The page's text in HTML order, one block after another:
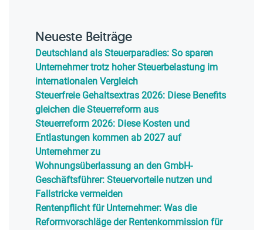
Neueste Beiträge
Deutschland als Steuerparadies: So sparen
Unternehmer trotz hoher Steuerbelastung im
internationalen Vergleich
Steuerfreie Gehaltsextras 2026: Diese Benefits
gleichen die Steuerreform aus
Steuerreform 2026: Diese Kosten und
Entlastungen kommen ab 2027 auf
Unternehmer zu
Wohnungsüberlassung an den GmbH-
Geschäftsführer: Steuervorteile nutzen und
Fallstricke vermeiden
Rentenpflicht für Unternehmer: Was die
Reformvorschläge der Rentenkommission für